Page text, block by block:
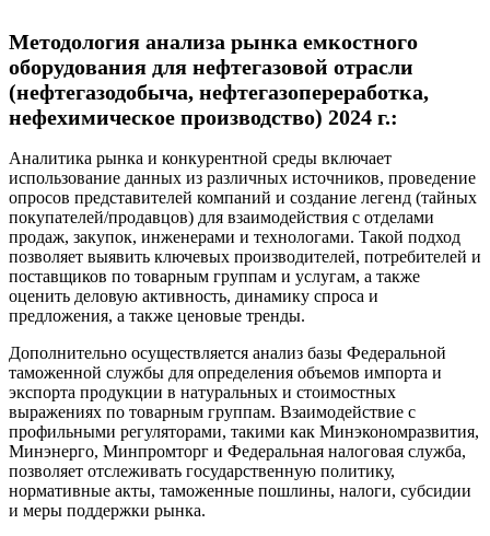
Методология анализа рынка емкостного
оборудования для нефтегазовой отрасли
(нефтегазодобыча, нефтегазопереработка,
нефехимическое производство) 2024 г.:
Аналитика рынка и конкурентной среды включает
использование данных из различных источников, проведение
опросов представителей компаний и создание легенд (тайных
покупателей/продавцов) для взаимодействия с отделами
продаж, закупок, инженерами и технологами. Такой подход
позволяет выявить ключевых производителей, потребителей и
поставщиков по товарным группам и услугам, а также
оценить деловую активность, динамику спроса и
предложения, а также ценовые тренды.
Дополнительно осуществляется анализ базы Федеральной
таможенной службы для определения объемов импорта и
экспорта продукции в натуральных и стоимостных
выражениях по товарным группам. Взаимодействие с
профильными регуляторами, такими как Минэкономразвития,
Минэнерго, Минпромторг и Федеральная налоговая служба,
позволяет отслеживать государственную политику,
нормативные акты, таможенные пошлины, налоги, субсидии
и меры поддержки рынка.